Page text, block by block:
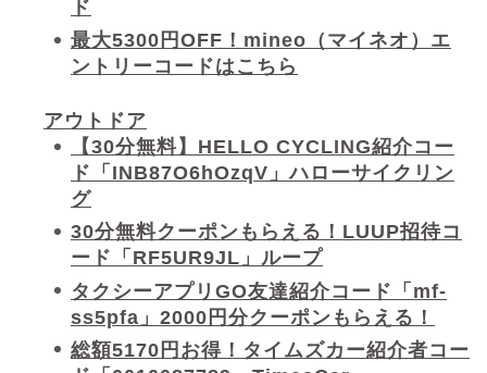
ド
最大5300円OFF！mineo（マイネオ）エ
ントリーコードはこちら
アウトドア
【30分無料】HELLO CYCLING紹介コー
ド「INB87O6hOzqV」ハローサイクリン
グ
30分無料クーポンもらえる！LUUP招待コ
ード「RF5UR9JL」ループ
タクシーアプリGO友達紹介コード「mf-
ss5pfa」2000円分クーポンもらえる！
総額5170円お得！タイムズカー紹介者コー